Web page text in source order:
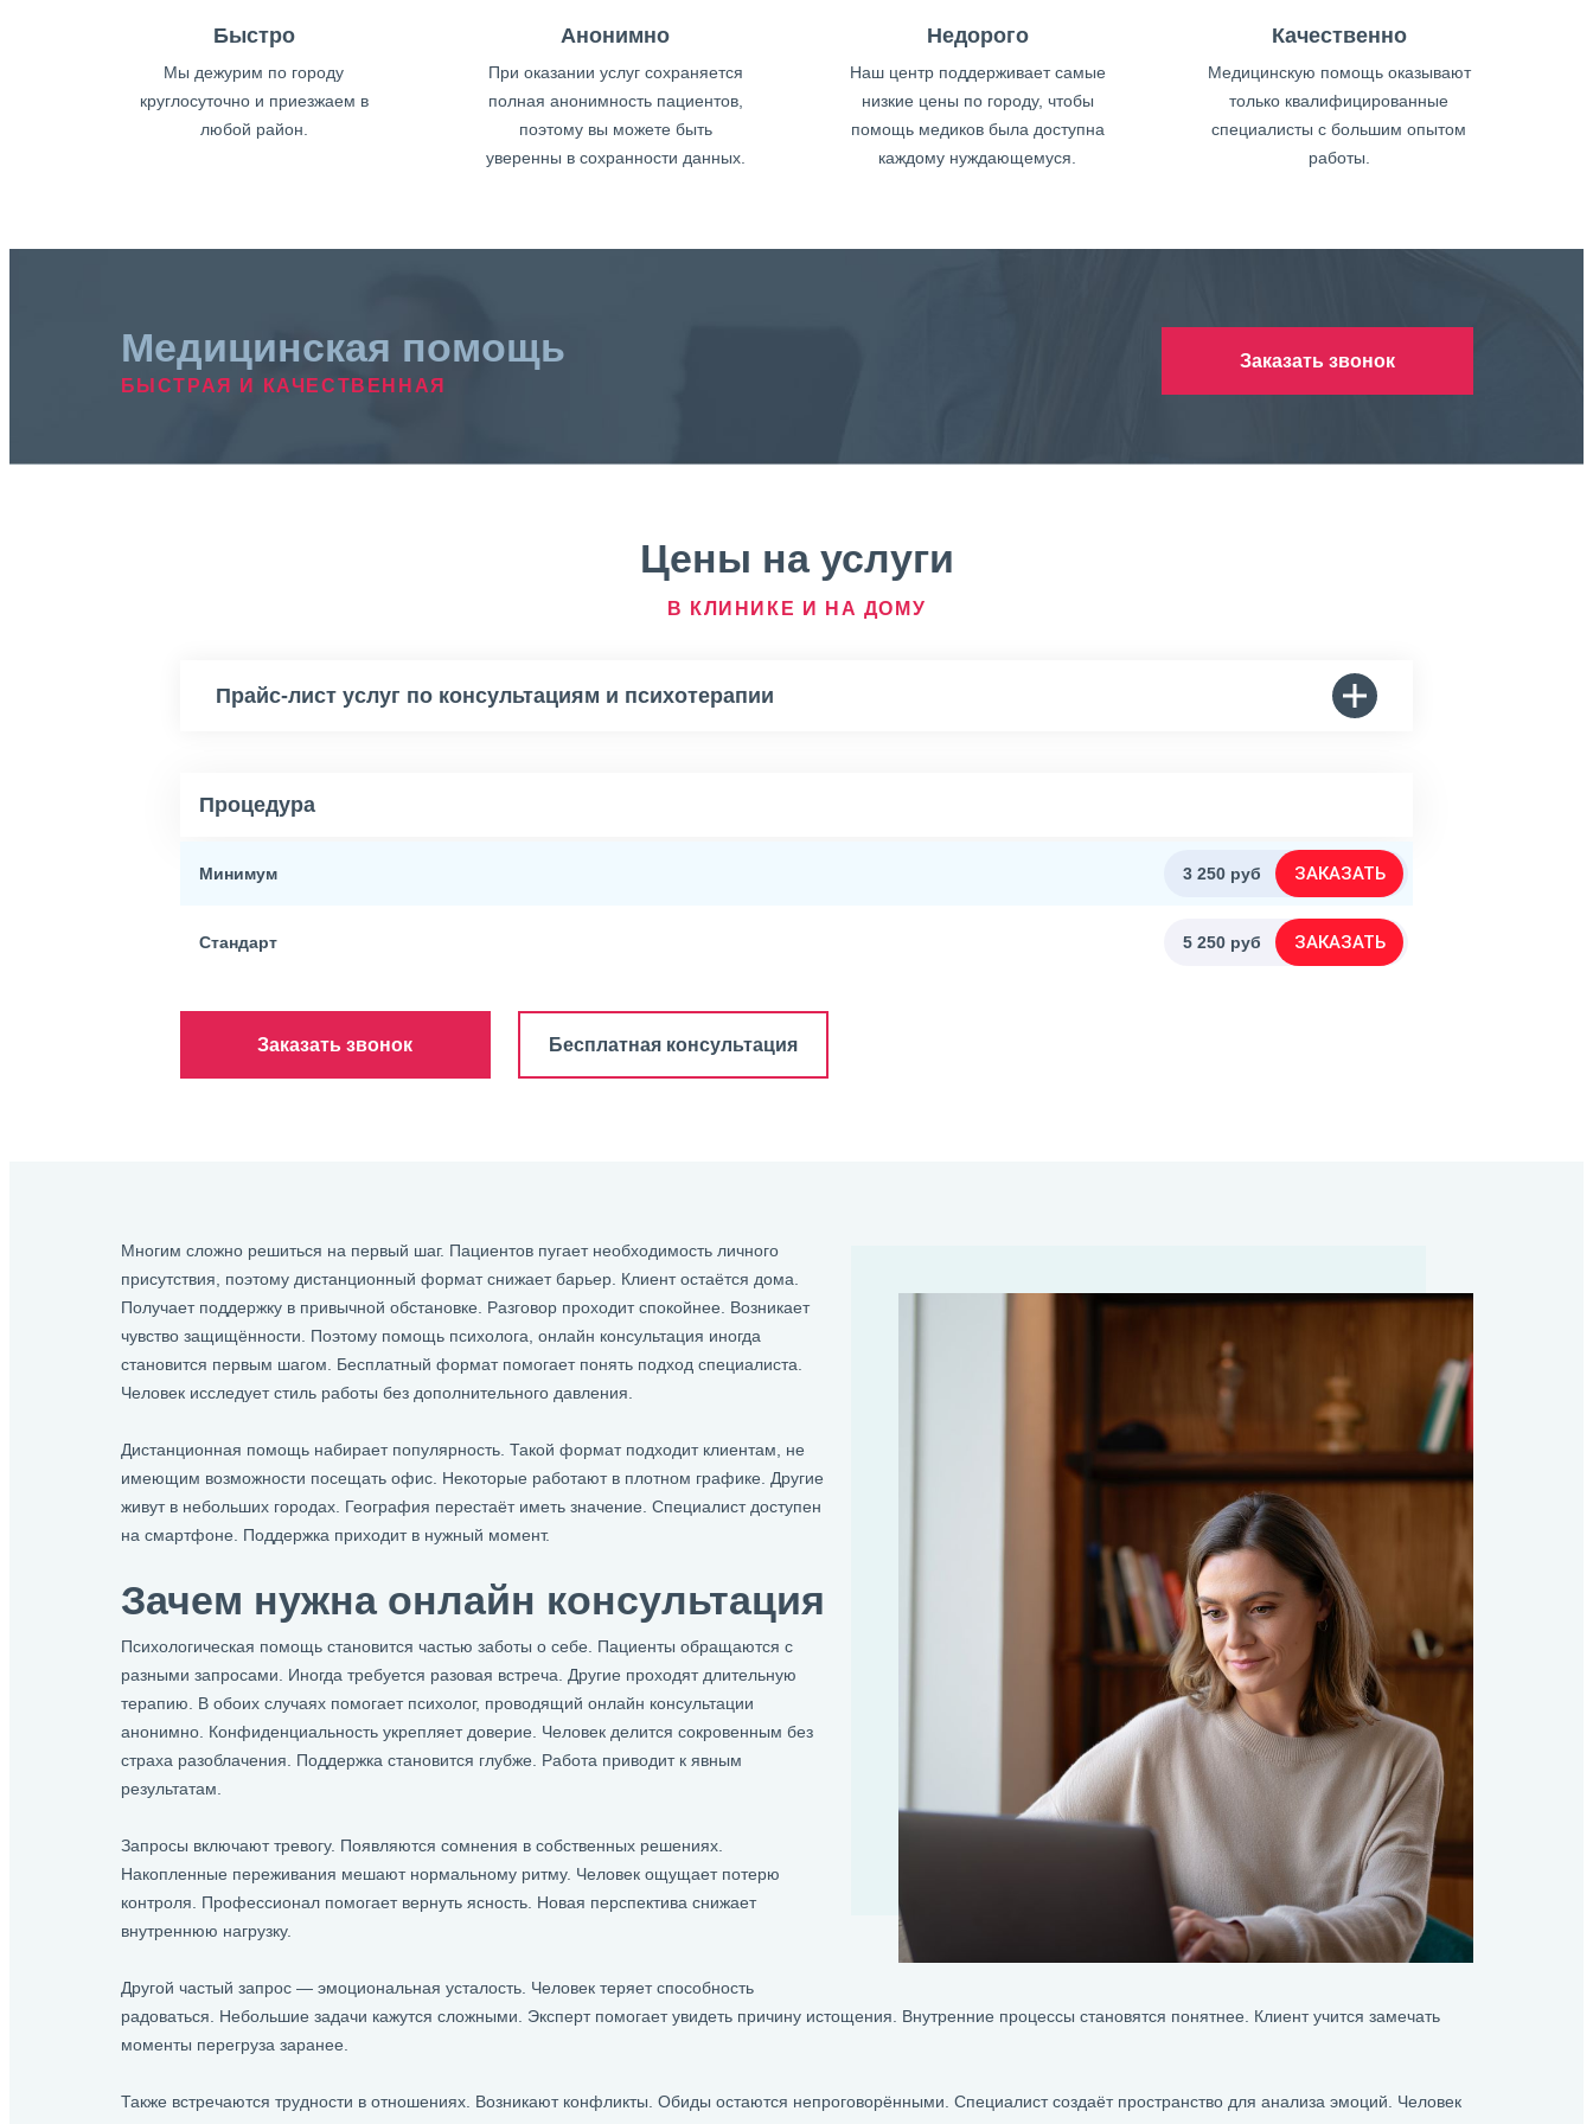
Быстро
Мы дежурим по городу
круглосуточно и приезжаем в
любой район.
Анонимно
При оказании услуг сохраняется
полная анонимность пациентов,
поэтому вы можете быть
уверенны в сохранности данных.
Недорого
Наш центр поддерживает самые
низкие цены по городу, чтобы
помощь медиков была доступна
каждому нуждающемуся.
Качественно
Медицинскую помощь оказывают
только квалифицированные
специалисты с большим опытом
работы.
Медицинская помощь
БЫСТРАЯ И КАЧЕСТВЕННАЯ
Заказать звонок
Цены на услуги
В КЛИНИКЕ И НА ДОМУ
Прайс-лист услуг по консультациям и психотерапии
Процедура
Минимум 3 250 руб ЗАКАЗАТЬ
Стандарт 5 250 руб ЗАКАЗАТЬ
Заказать звонок Бесплатная консультация
Многим сложно решиться на первый шаг. Пациентов пугает необходимость личного
присутствия, поэтому дистанционный формат снижает барьер. Клиент остаётся дома.
Получает поддержку в привычной обстановке. Разговор проходит спокойнее. Возникает
чувство защищённости. Поэтому помощь психолога, онлайн консультация иногда
становится первым шагом. Бесплатный формат помогает понять подход специалиста.
Человек исследует стиль работы без дополнительного давления.
Дистанционная помощь набирает популярность. Такой формат подходит клиентам, не
имеющим возможности посещать офис. Некоторые работают в плотном графике. Другие
живут в небольших городах. География перестаёт иметь значение. Специалист доступен
на смартфоне. Поддержка приходит в нужный момент.
Зачем нужна онлайн консультация
Психологическая помощь становится частью заботы о себе. Пациенты обращаются с
разными запросами. Иногда требуется разовая встреча. Другие проходят длительную
терапию. В обоих случаях помогает психолог, проводящий онлайн консультации
анонимно. Конфиденциальность укрепляет доверие. Человек делится сокровенным без
страха разоблачения. Поддержка становится глубже. Работа приводит к явным
результатам.
Запросы включают тревогу. Появляются сомнения в собственных решениях.
Накопленные переживания мешают нормальному ритму. Человек ощущает потерю
контроля. Профессионал помогает вернуть ясность. Новая перспектива снижает
внутреннюю нагрузку.
Другой частый запрос — эмоциональная усталость. Человек теряет способность
радоваться. Небольшие задачи кажутся сложными. Эксперт помогает увидеть причину истощения. Внутренние процессы становятся понятнее. Клиент учится замечать
моменты перегруза заранее.
Также встречаются трудности в отношениях. Возникают конфликты. Обиды остаются непроговорёнными. Специалист создаёт пространство для анализа эмоций. Человек